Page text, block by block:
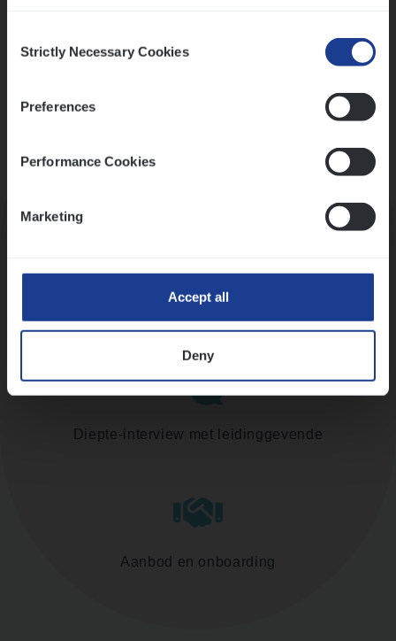
Selection
Strictly Necessary Cookies
Preferences
Performance Cookies
Marketing
Accept all
Deny
Assessment
Diepte-interview met leidinggevende
Aanbod en onboarding